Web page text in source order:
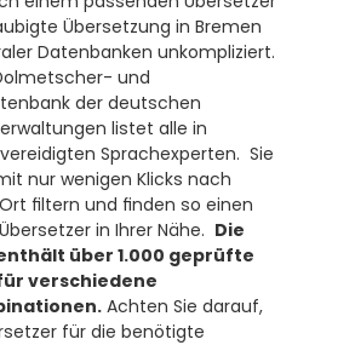
Übersetzung in Bremen
Datenbanken unkompliziert.
und
der deutschen
listet alle in
Sprachexperten.  Sie
nur wenigen Klicks nach
filtern und finden so einen
in Ihrer Nähe. Die
über 1.000 geprüfte
verschiedene
Achten Sie darauf,
für die benötigte